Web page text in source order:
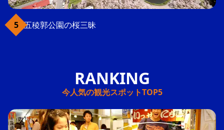
五稜郭公園の桜三昧
今人気の観光スポットTOP5